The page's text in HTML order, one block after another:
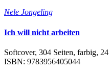
Nele Jongeling
Ich will nicht arbeiten
Softcover, 304 Seiten, farbig,
ISBN: 9783956405044